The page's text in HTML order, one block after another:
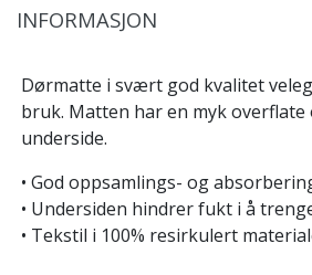
INFORMASJON
Dørmatte i svært god kvalitet
bruk. Matten har en myk
underside.
• God oppsamlings- og
• Undersiden hindrer fukt i å
• Tekstil i 100% resirkulert